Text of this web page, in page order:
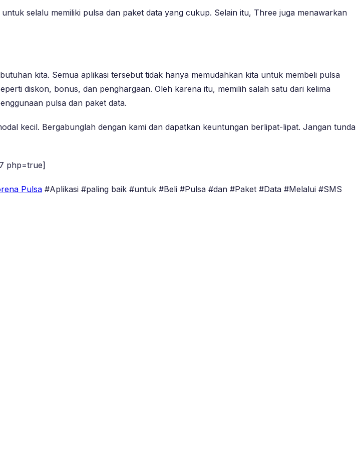
selalu memiliki pulsa dan paket data yang cukup. Selain itu, Three juga menawarkan
kita. Semua aplikasi tersebut tidak hanya memudahkan kita untuk membeli pulsa
diskon, bonus, dan penghargaan. Oleh karena itu, memilih salah satu dari kelima
pulsa dan paket data.
kecil. Bergabunglah dengan kami dan dapatkan keuntungan berlipat-lipat. Jangan tunda
php=true]
Pulsa #Aplikasi #paling baik #untuk #Beli #Pulsa #dan #Paket #Data #Melalui #SMS